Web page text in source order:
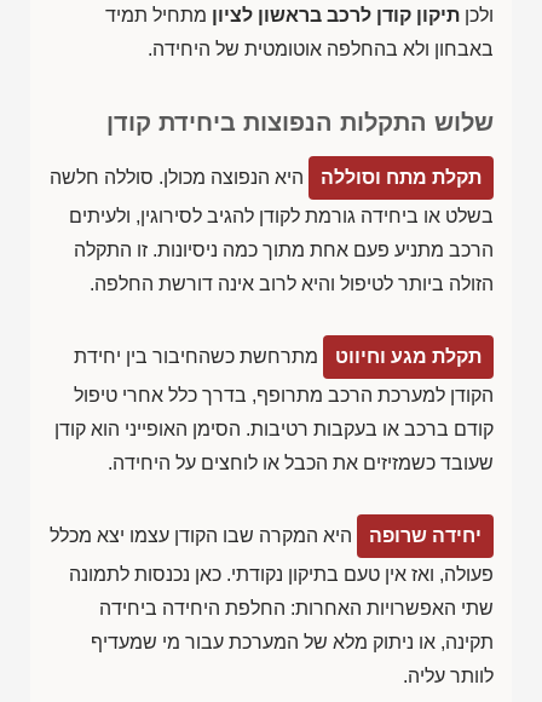
ולכן תיקון קודן לרכב בראשון לציון מתחיל תמיד
באבחון ולא בהחלפה אוטומטית של היחידה.
שלוש התקלות הנפוצות ביחידת קודן
תקלת מתח וסוללה
היא הנפוצה מכולן. סוללה חלשה
בשלט או ביחידה גורמת לקודן להגיב לסירוגין, ולעיתים
הרכב מתניע פעם אחת מתוך כמה ניסיונות. זו התקלה
הזולה ביותר לטיפול והיא לרוב אינה דורשת החלפה.
תקלת מגע וחיווט
מתרחשת כשהחיבור בין יחידת
הקודן למערכת הרכב מתרופף, בדרך כלל אחרי טיפול
קודם ברכב או בעקבות רטיבות. הסימן האופייני הוא קודן
שעובד כשמזיזים את הכבל או לוחצים על היחידה.
יחידה שרופה
היא המקרה שבו הקודן עצמו יצא מכלל
פעולה, ואז אין טעם בתיקון נקודתי. כאן נכנסות לתמונה
שתי האפשרויות האחרות: החלפת היחידה ביחידה
תקינה, או ניתוק מלא של המערכת עבור מי שמעדיף
לוותר עליה.